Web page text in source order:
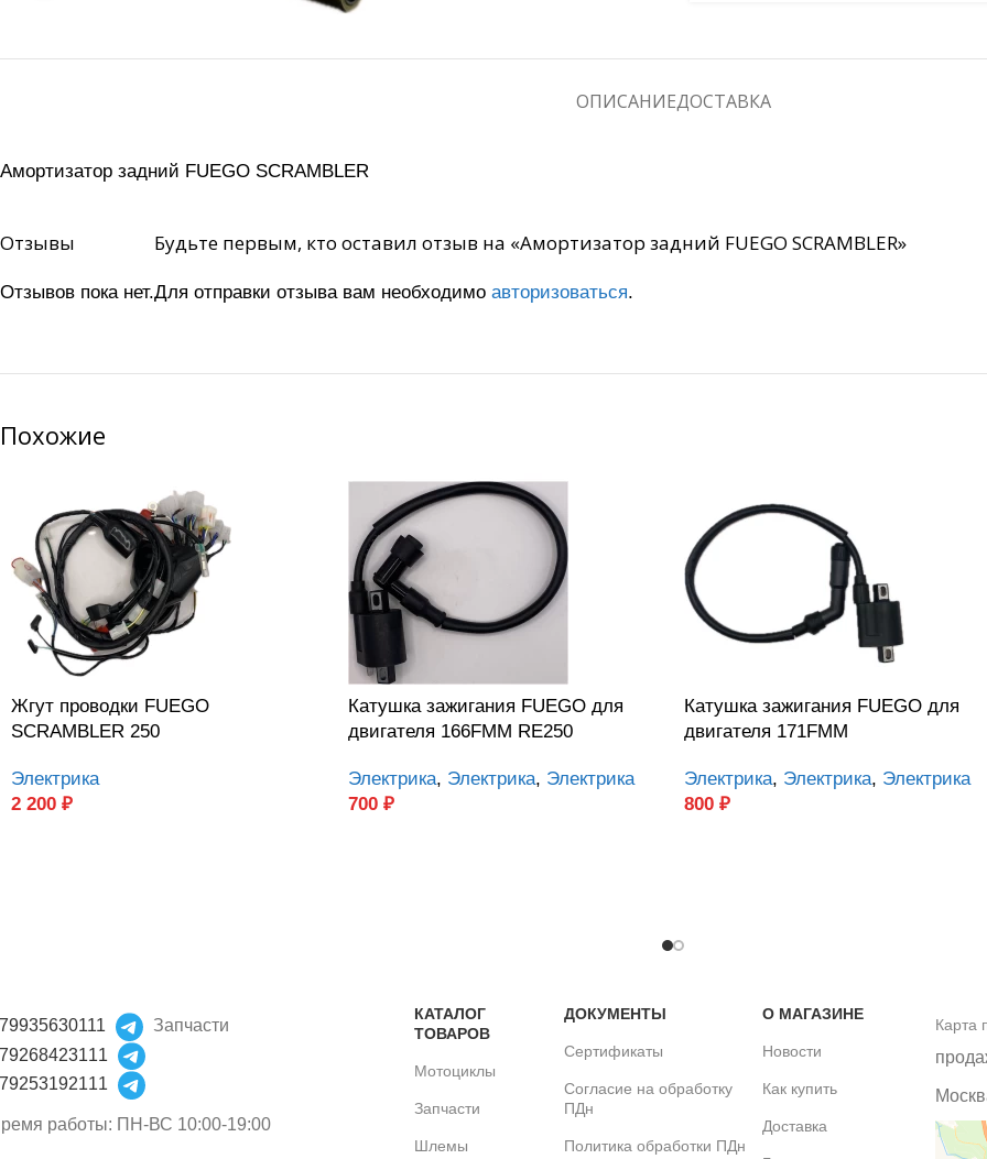
ОПИСАНИЕДОСТАВКА
Амортизатор задний FUEGO SCRAMBLER
Отзывы
Отзывов пока нет.
Будьте первым, кто оставил отзыв на «Амортизатор задний FUEGO SCRAMBLER»
Для отправки отзыва вам необходимо авторизоваться.
Похожие
Жгут проводки FUEGO
SCRAMBLER 250
Электрика
2 200 ₽
Катушка зажигания FUEGO для
двигателя 166FMM RE250
Электрика, Электрика, Электрика
700 ₽
Катушка зажигания FUEGO для
двигателя 171FMM
Электрика, Электрика, Электрика
800 ₽
Запчасти
работы: ПН-ВС 10:00-19:00
КАТАЛОГ
ТОВАРОВ
Мотоциклы
Запчасти
Шлемы
ДОКУМЕНТЫ
Сертификаты
Согласие на обработку
ПДн
Политика обработки ПДн
О МАГАЗИНЕ
Новости
Как купить
Доставка
Карта